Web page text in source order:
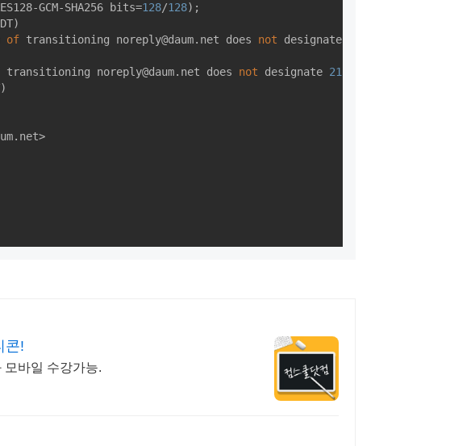
GCM-SHA256 bits=
128/128);
of transitioning noreply@daum.net does not designate
transitioning noreply@daum.net does not designate 211.56
콘!
모바일 수강가능.